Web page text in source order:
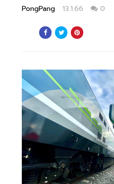
PongPang 13.1.66 0